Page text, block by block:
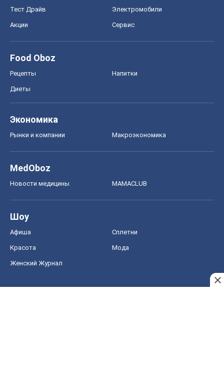
Тест Драйв Электромобили
Акции Сервис
Food Oboz
Рецепты Напитки
Диеты
Экономика
Рынки и компании Mакроэкономика
MedOboz
Новости медицины MAMACLUB
Шоу
Афиша Сплетни
Красота Мода
Женский Журнал